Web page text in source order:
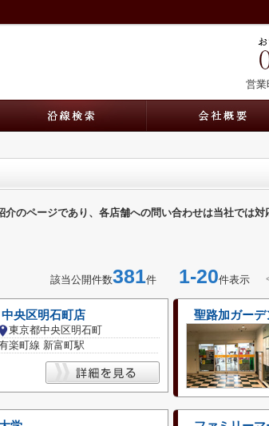
営業
のページであり、各店舗への問い合わせは当社では対
該当公開件数381件 1-20件表示
央区明石町店
東京都中央区明石町
楽町線 新富町駅
聖路加ガー